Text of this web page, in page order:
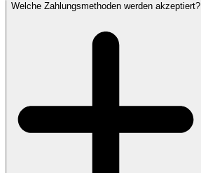
Welche Zahlungsmethoden werden akzeptiert?